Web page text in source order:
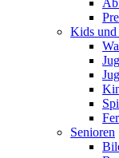
Kids und
Senioren